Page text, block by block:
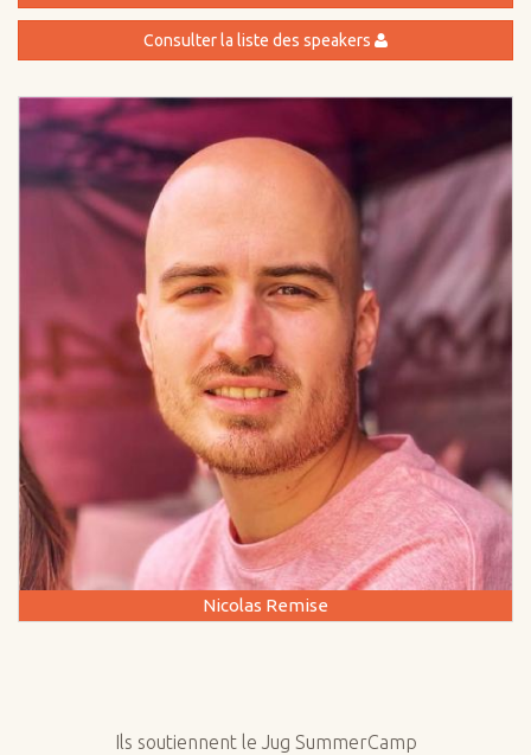
Consulter la liste des speakers
Nicolas Remise
Ils soutiennent le Jug SummerCamp